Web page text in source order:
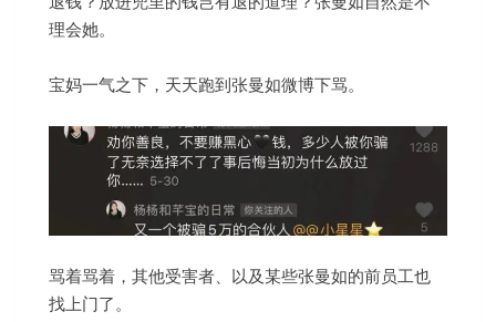
理会她。
宝妈一气之下，天天跑到张曼如微博下骂。
骂着骂着，其他受害者、以及某些张曼如的前员工也
找上门了。